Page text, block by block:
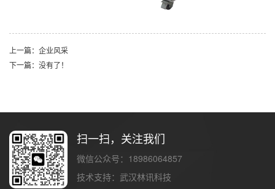
上一篇：企业风采
下一篇：没有了！
扫一扫，关注我们
微信公众号：18986064857
技术支持： 武汉林讯科技